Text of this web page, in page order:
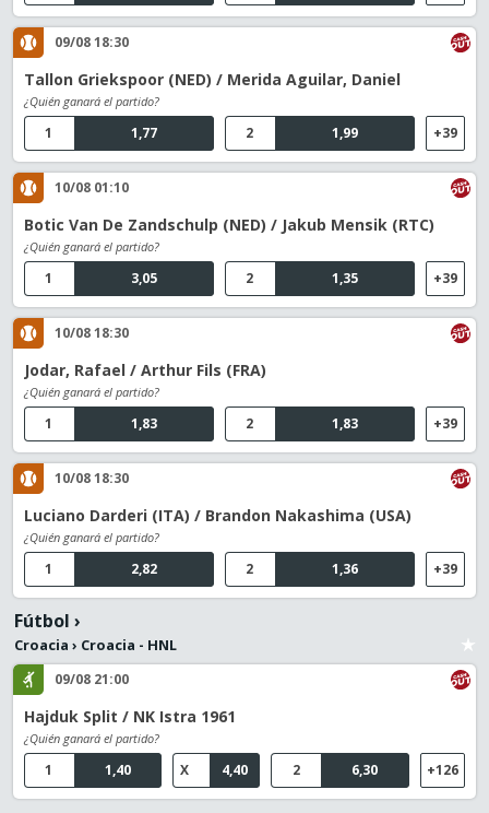
09/08 18:30
Tallon Griekspoor (NED) / Merida Aguilar, Daniel
¿Quién ganará el partido?
1,77
1 1,99
2 +39
10/08 01:10
Botic Van De Zandschulp (NED) / Jakub Mensik (RTC)
¿Quién ganará el partido?
3,05
1 1,35
2 +39
10/08 18:30
Jodar, Rafael / Arthur Fils (FRA)
¿Quién ganará el partido?
1,83
1 1,83
2 +39
10/08 18:30
Luciano Darderi (ITA) / Brandon Nakashima (USA)
¿Quién ganará el partido?
2,82
1 1,36
2 +39
Fútbol ›
Croacia › Croacia - HNL
09/08 21:00
Hajduk Split / NK Istra 1961
¿Quién ganará el partido?
1,40
1 4,40
X 6,30
2 +126